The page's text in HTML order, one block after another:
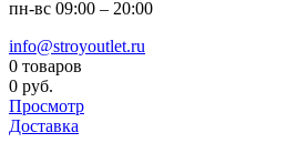
пн-вс 09:00 – 20:00
info@stroyoutlet.ru
0 товаров
0 руб.
Просмотр
Доставка